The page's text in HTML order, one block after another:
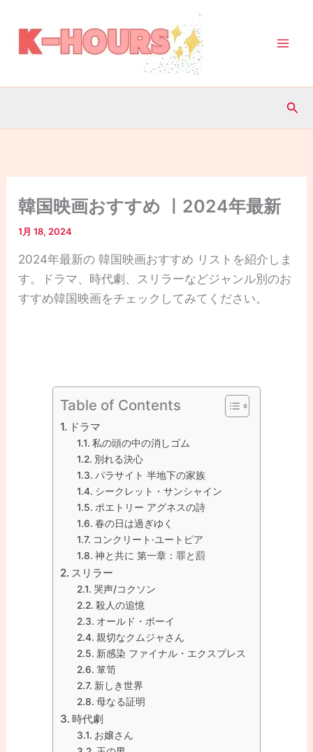
キ
プ
検
韓国映画おすすめ ㅣ2024年最新
1月 18, 2024
2024年最新の 韓国映画おすすめ リストを紹介しま
す。ドラマ、時代劇、スリラーなどジャンル別のお
すすめ韓国映画をチェックしてみてください。
Table of Contents
ドラマ
私の頭の中の消しゴム
別れる決心
パラサイト 半地下の家族
シークレット・サンシャイン
ポエトリー アグネスの詩
春の日は過ぎゆく
コンクリート·ユートピア
神と共に 第一章：罪と罰
スリラー
哭声/コクソン
殺人の追憶
オールド・ボーイ
親切なクムジャさん
新感染 ファイナル・エクスプレス
箪笥
新しき世界
母なる証明
時代劇
お嬢さん